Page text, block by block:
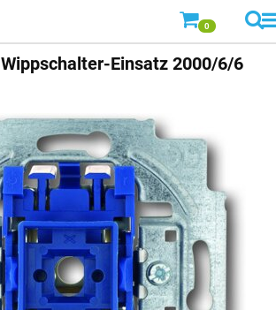
0
Wippschalter-Einsatz 2000/6/6